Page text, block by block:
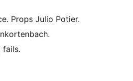
Props Julio Potier.
fails.